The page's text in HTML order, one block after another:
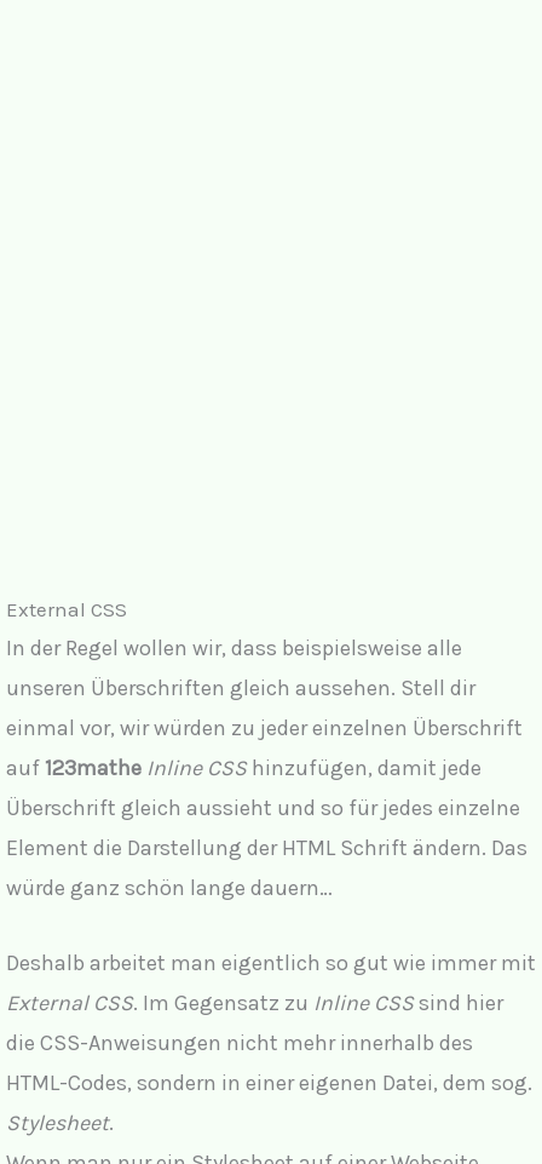
External CSS
In der Regel wollen wir, dass beispielsweise alle
unseren Überschriften gleich aussehen. Stell dir
einmal vor, wir würden zu jeder einzelnen Überschrift
auf 123mathe Inline CSShinzufügen, damit jede
Überschrift gleich aussieht und so für jedes einzelne
Element die Darstellung der HTML Schrift ändern. Das
würde ganz schön lange dauern…
Deshalb arbeitet man eigentlich so gut wie immer mit
External CSS. Im Gegensatz zu Inline CSSsind hier
die CSS-Anweisungen nicht mehr innerhalb des
HTML-Codes, sondern in einer eigenen Datei, dem sog.
Stylesheet.